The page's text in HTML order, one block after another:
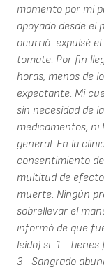
momento por mi
apoyado desde el
ocurrió: expulsé
tomate. Por fin
horas, menos de
expectante. Mi
sin necesidad de
medicamentos, ni
general. En la
consentimiento
multitud de
muerte. Ningún
sobrellevar el
informó de que
leído) si: 1-
3- Sangrado